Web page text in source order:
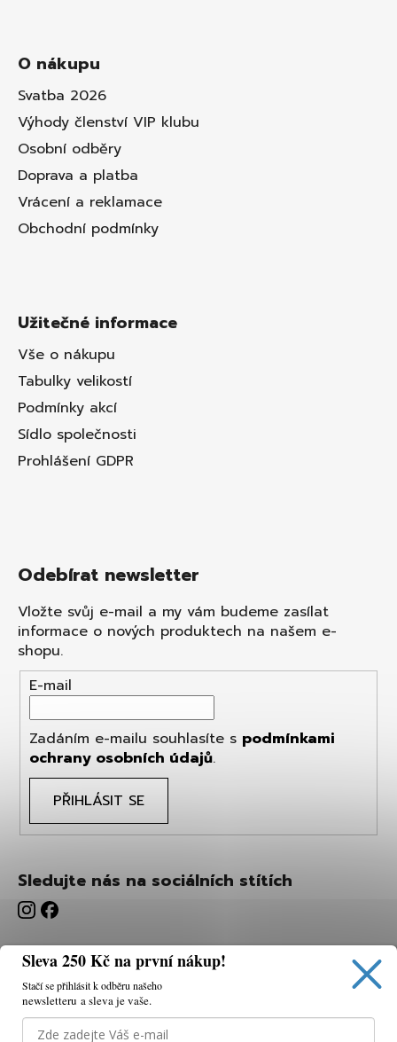
Používáme cookies, abychom vám umožnili pohodlné
O nákupu
Svatba 2026
Výhody členství VIP klubu
Osobní odběry
Doprava a platba
Vrácení a reklamace
Obchodní podmínky
Užitečné informace
Vše o nákupu
Tabulky velikostí
Podmínky akcí
Sídlo společnosti
Prohlášení GDPR
Odebírat newsletter
Vložte svůj e-mail a my vám budeme zasílat
informace o nových produktech na našem e-
shopu.
E-mail
Zadáním e-mailu souhlasíte s podmínkami
ochrany osobních údajů.
PŘIHLÁSIT SE
Sledujte nás na sociálních stítích
Sleva 250 Kč na první nákup!
Stačí se přihlásit k odběru našeho
newsletteru a sleva je vaše.